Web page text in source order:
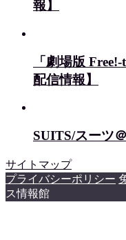
報】
「劇場版
配信情報】
SUITS/スーツ
サイトマップ
プライバシーポリシー
ス情報館